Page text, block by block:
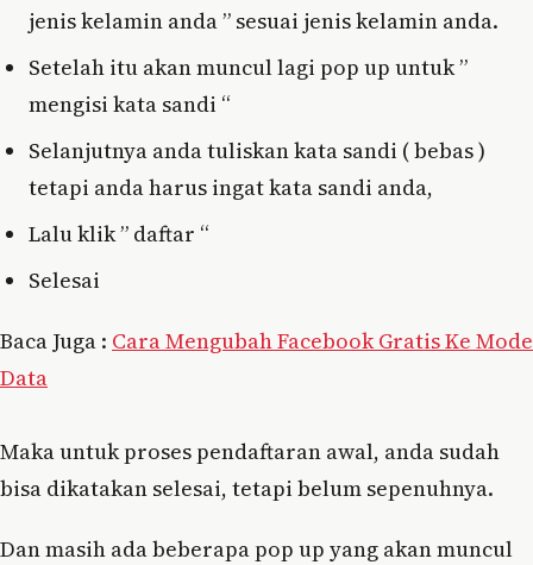
jenis kelamin anda ” sesuai jenis kelamin anda.
Setelah itu akan muncul lagi pop up untuk ”
mengisi kata sandi “
Selanjutnya anda tuliskan kata sandi ( bebas )
tetapi anda harus ingat kata sandi anda,
Lalu klik ” daftar “
Selesai
Baca Juga : Cara Mengubah Facebook Gratis Ke Mode
Data
Maka untuk proses pendaftaran awal, anda sudah
bisa dikatakan selesai, tetapi belum sepenuhnya.
Dan masih ada beberapa pop up yang akan muncul